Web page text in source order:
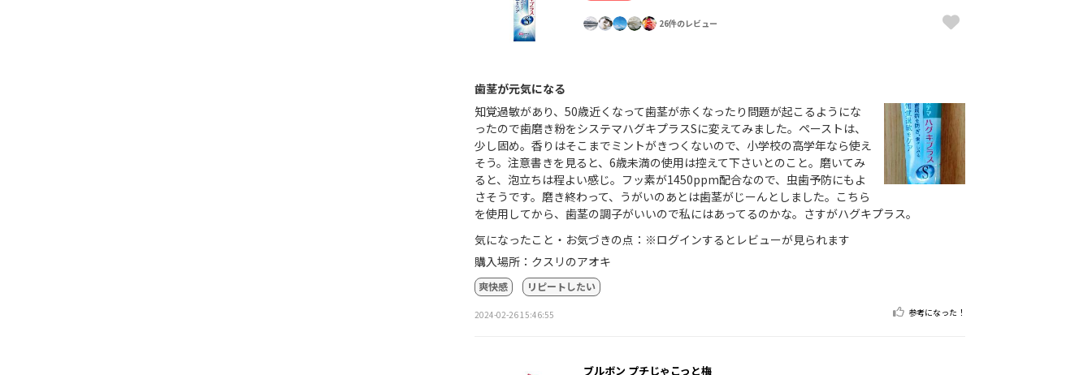
26件のレビュー
歯茎が元気になる
知覚過敏があり、50歳近くなって歯茎が赤くなったり問題が起こるようにな
ったので歯磨き粉をシステマハグキプラスSに変えてみました。ペーストは、
少し固め。香りはそこまでミントがきつくないので、小学校の高学年なら使え
そう。注意書きを見ると、6歳未満の使用は控えて下さいとのこと。磨いてみ
ると、泡立ちは程よい感じ。フッ素が1450ppm配合なので、虫歯予防にもよ
さそうです。磨き終わって、うがいのあとは歯茎がじーんとしました。こちら
を使用してから、歯茎の調子がいいので私にはあってるのかな。さすがハグキプラス。
気になったこと・お気づきの点：※ログインするとレビューが見られます
購入場所：クスリのアオキ
爽快感 リピートしたい
2024-02-26 15:46:55 参考になった！
ブルボン プチじゃこっと梅